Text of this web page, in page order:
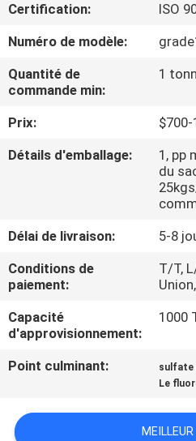
À
PROPOS
DE
VISITE
CONTRÔLE
DE
LA
QUALITÉ
CONTACTER
Certification:
ISO
Numéro de modèle:
Quantité de
commande min:
1
Prix:
Détails d'emballage:
1, pp
du
Délai de livraison:
5-8
Conditions de
paiement:
T/T,
Capacité
d'approvisionnement:
1000
Point culminant: sulfate
Le